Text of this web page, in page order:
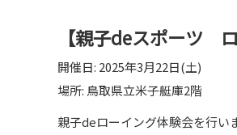
【親子deスポーツ
開催日: 2025年3月22日(土)
場所: 鳥取県立米子艇庫2階
親子deローイング体験会を行い